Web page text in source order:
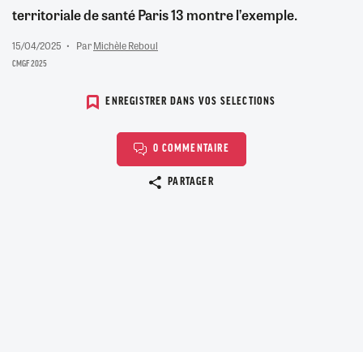
territoriale de santé Paris 13 montre l’exemple.
15/04/2025 ParMichèle Reboul
CMGF 2025
ENREGISTRER DANS VOS SELECTIONS
0 COMMENTAIRE
PARTAGER